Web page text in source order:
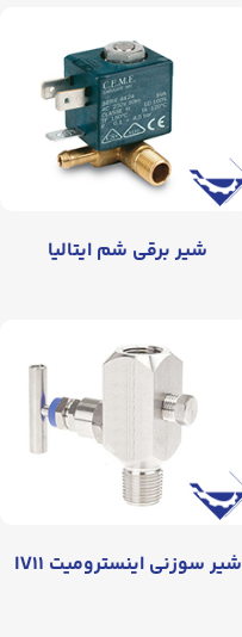
شیر برقی شم ایتالیا
شیر سوزنی اینسترومیت IV۱۱